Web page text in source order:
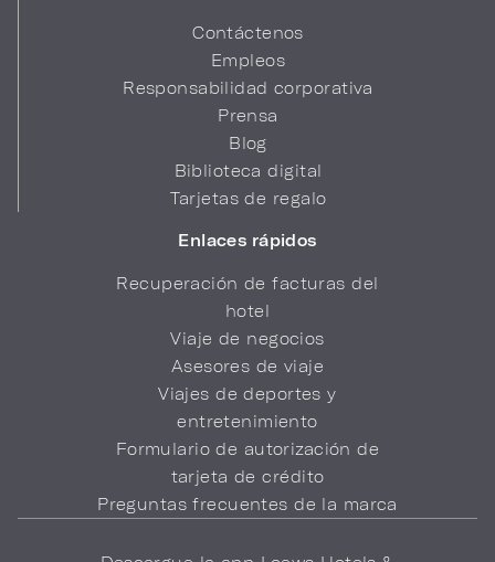
Contáctenos
Empleos
Responsabilidad corporativa
Prensa
Blog
Biblioteca digital
Tarjetas de regalo
Enlaces rápidos
Recuperación de facturas del
hotel
Viaje de negocios
Asesores de viaje
Viajes de deportes y
entretenimiento
Formulario de autorización de
tarjeta de crédito
Preguntas frecuentes de la marca